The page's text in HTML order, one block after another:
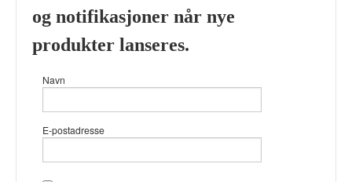
Frakt Kjøpsbetingelser
Sikkerhet og personvern
Nyhetsbrev
Viking’s Perfume House & Beard Co Fløenbakken 43 A 5009
Bergen Tlf.41696407- Foretaksregisteret 933905799
du får en bedre kjøpsopplevelse og
bruker cookies hovedsaklig til å
og notifikasjoner når nye
produkter lanseres.
Navn
E-postadresse